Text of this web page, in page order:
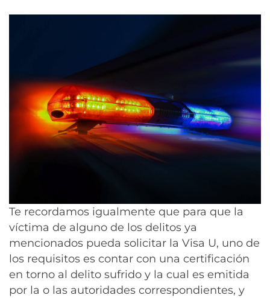
Te recordamos igualmente que para que la
víctima de alguno de los delitos ya
mencionados pueda solicitar la Visa U, uno de
los requisitos es contar con una certificación
en torno al delito sufrido y la cual es emitida
por la o las autoridades correspondientes, y